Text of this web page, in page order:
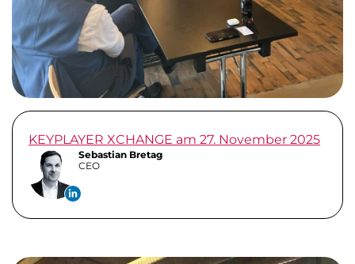
KEYPLAYER XCHANGE am 27. November 2025
Sebastian Bretag
CEO